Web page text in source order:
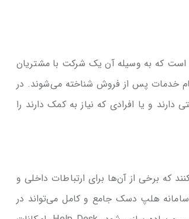
است که به وسیله آن یک شرکت با مشتریان
نام خدمات پس از فروش شناخته می‌شوند. در
دارند و یا افرادی که نیاز به کمک دارند را
که برخی از آن‌ها برای ارتباطات داخلی و
سامانه هلپ دسک جامع و کامل می‌تواند در